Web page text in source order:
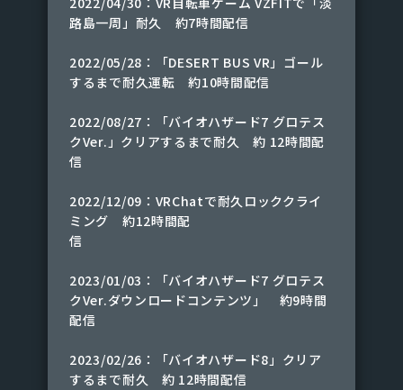
路島一周」耐久 約7時間配信
2022/05/28：「DESERT BUS VR」ゴール
するまで耐久運転 約10時間配信
2022/08/27：「バイオハザード7 グロテス
クVer.」クリアするまで耐久 約 12時間配
信
2022/12/09：VRChatで耐久ロッククライ
ミング 約12時間配
信
2023/01/03：「バイオハザード7 グロテス
クVer.ダウンロードコンテンツ」 約9時間
配信
2023/02/26：「バイオハザード8」クリア
するまで耐久 約 12時間配信